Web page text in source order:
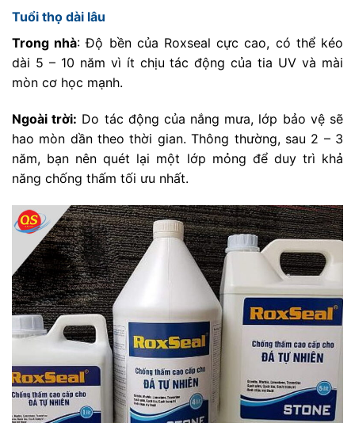
Tuổi thọ dài lâu
Trong nhà: Độ bền của Roxseal cực cao, có thể kéo
dài 5 – 10 năm vì ít chịu tác động của tia UV và mài
mòn cơ học mạnh.
Ngoài trời: Do tác động của nắng mưa, lớp bảo vệ sẽ
hao mòn dần theo thời gian. Thông thường, sau 2 – 3
năm, bạn nên quét lại một lớp mỏng để duy trì khả
năng chống thấm tối ưu nhất.